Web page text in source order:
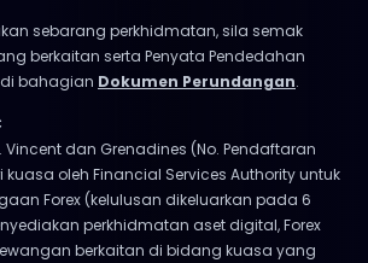
sebarang perkhidmatan, sila semak
berkaitan serta Penyata Pendedahan
bahagian Dokumen Perundangan.
dan Grenadines (No. Pendaftaran
kuasa oleh Financial Services Authority untuk
Forex (kelulusan dikeluarkan pada 6
perkhidmatan aset digital, Forex
berkaitan di bidang kuasa yang